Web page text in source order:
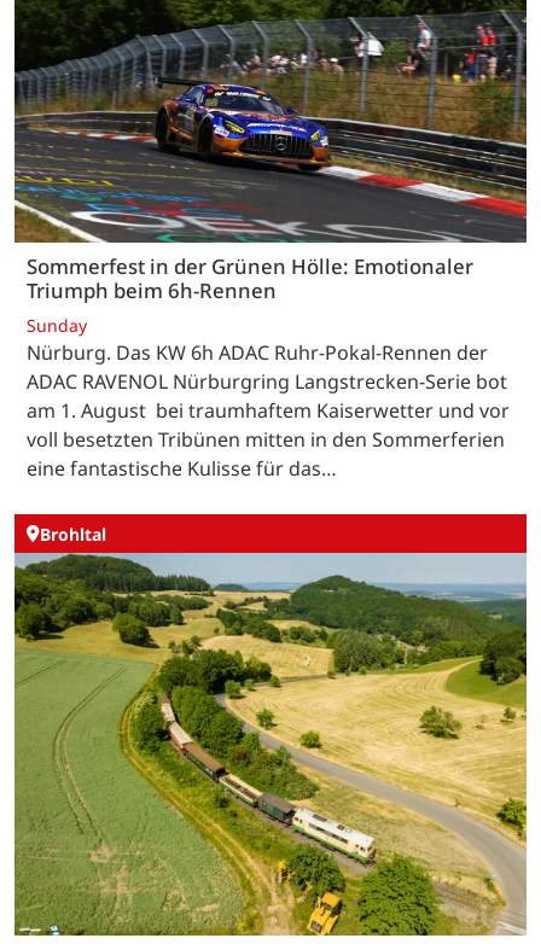
Sommerfest in der Grünen Hölle: Emotionaler
Triumph beim 6h-Rennen
Sunday
Nürburg. Das KW 6h ADAC Ruhr-Pokal-Rennen der
ADAC RAVENOL Nürburgring Langstrecken-Serie bot
am 1. August bei traumhaftem Kaiserwetter und vor
voll besetzten Tribünen mitten in den Sommerferien
eine fantastische Kulisse für das…
Brohltal